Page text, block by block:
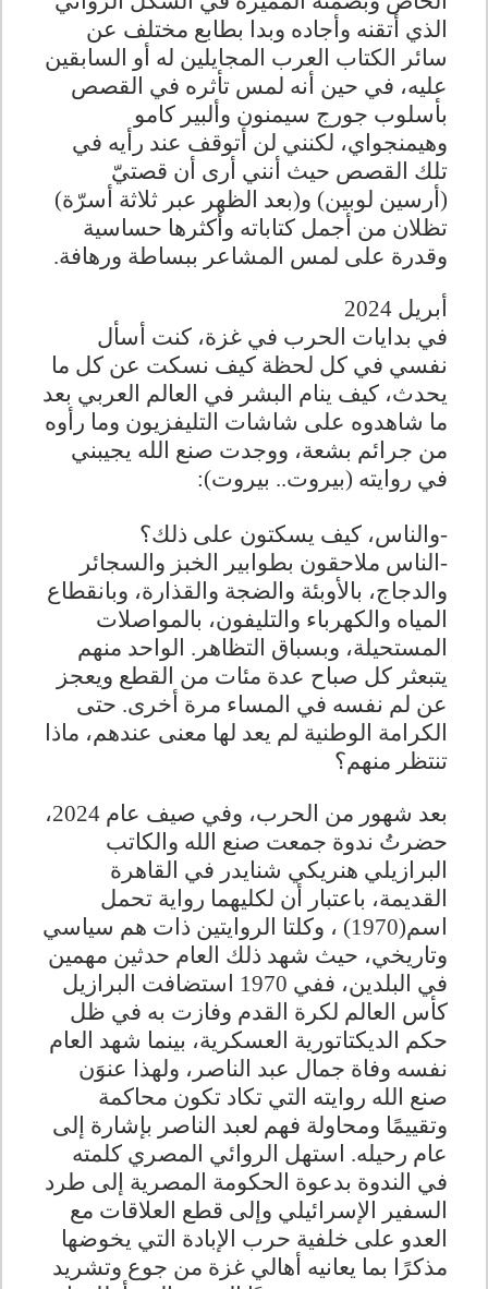
الذي أتقنه وأجاده وبدا بطابع مختلف عن
سائر الكتاب العرب المجايلين له أو السابقين
عليه، في حين أنه لمس تأثره في القصص
بأسلوب جورج سيمنون وألبير كامو
وهيمنجواي، لكنني لن أتوقف عند رأيه في
تلك القصص حيث أنني أرى أن قصتيّ
(أرسين لوبين) و(بعد الظهر عبر ثلاثة أسرّة)
تظلان من أجمل كتاباته وأكثرها حساسية
وقدرة على لمس المشاعر ببساطة ورهافة.
أبريل 2024
في بدايات الحرب في غزة، كنت أسأل
نفسي في كل لحظة كيف نسكت عن كل ما
يحدث، كيف ينام البشر في العالم العربي بعد
ما شاهدوه على شاشات التليفزيون وما رأوه
من جرائم بشعة، ووجدت صنع الله يجيبني
في روايته (بيروت.. بيروت):
-والناس، كيف يسكتون على ذلك؟
- الناس ملاحقون بطوابير الخبز والسجائر
والدجاج، بالأوبئة والضجة والقذارة، وبانقطاع
المياه والكهرباء والتليفون، بالمواصلات
المستحيلة، وبسباق التظاهر. الواحد منهم
يتبعثر كل صباح عدة مئات من القطع ويعجز
عن لم نفسه في المساء مرة أخرى. حتى
الكرامة الوطنية لم يعد لها معنى عندهم، ماذا
تنتظر منهم؟
بعد شهور من الحرب، وفي صيف عام 2024،
حضرتُ ندوة جمعت صنع الله والكاتب
البرازيلي هنريكي شنايدر في القاهرة
القديمة، باعتبار أن لكليهما رواية تحمل
اسم(1970) ، وكلتا الروايتين ذات هم سياسي
وتاريخي، حيث شهد ذلك العام حدثين مهمين
في البلدين، ففي 1970 استضافت البرازيل
كأس العالم لكرة القدم وفازت به في ظل
حكم الديكتاتورية العسكرية، بينما شهد العام
نفسه وفاة جمال عبد الناصر، ولهذا عنوَن
صنع الله روايته التي تكاد تكون محاكمة
وتقييمًا ومحاولة فهم لعبد الناصر بإشارة إلى
عام رحيله. استهل الروائي المصري كلمته
في الندوة بدعوة الحكومة المصرية إلى طرد
السفير الإسرائيلي وإلى قطع العلاقات مع
العدو على خلفية حرب الإبادة التي يخوضها
مذكرًا بما يعانيه أهالي غزة من جوع وتشريد